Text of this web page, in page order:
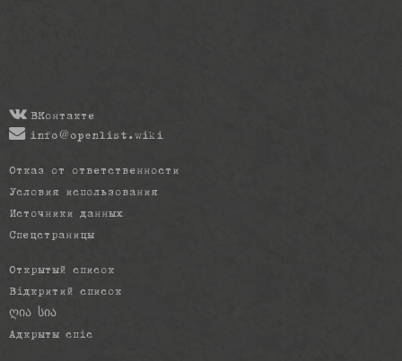
ВКонтакте
info@openlist.wiki
Отказ от ответственности
Условия использования
Источники данных
Спецстраницы
Открытый список
Відкритий список
ღია სია
Адкрыты спіс